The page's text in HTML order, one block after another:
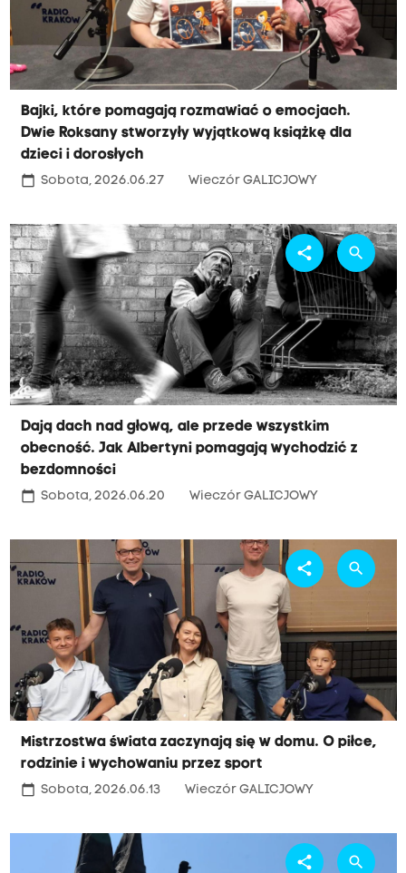
Bajki, które pomagają rozmawiać o emocjach.
Dwie Roksany stworzyły wyjątkową książkę dla
dzieci i dorosłych
calendar_today Sobota, 2026.06.27 Wieczór GALICJOWY
Dają dach nad głową, ale przede wszystkim
obecność. Jak Albertyni pomagają wychodzić z
bezdomności
calendar_today Sobota, 2026.06.20 Wieczór GALICJOWY
share search
Mistrzostwa świata zaczynają się w domu. O piłce,
rodzinie i wychowaniu przez sport
calendar_today Sobota, 2026.06.13 Wieczór GALICJOWY
share search
share search